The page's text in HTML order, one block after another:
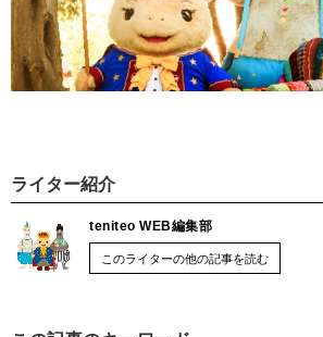
ライター紹介
teniteo WEB編集部
このライターの他の記事を読む